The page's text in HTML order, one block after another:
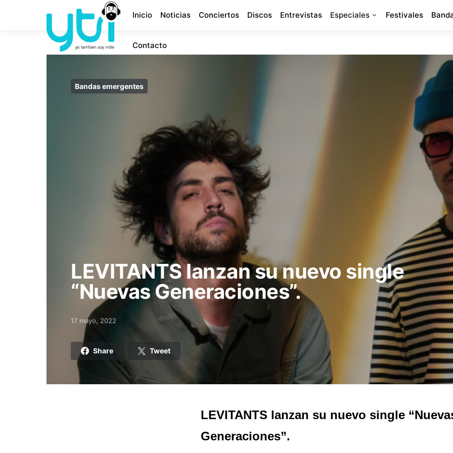
Inicio Noticias Conciertos Discos Entrevistas Especiales Festivales
Contacto
Bandas emergentes
LEVITANTS lanzan su nuevo single
“Nuevas Generaciones”.
Posted on
17 mayo, 2022
Share Tweet
LEVITANTS lanzan su nuevo single
Generaciones”.